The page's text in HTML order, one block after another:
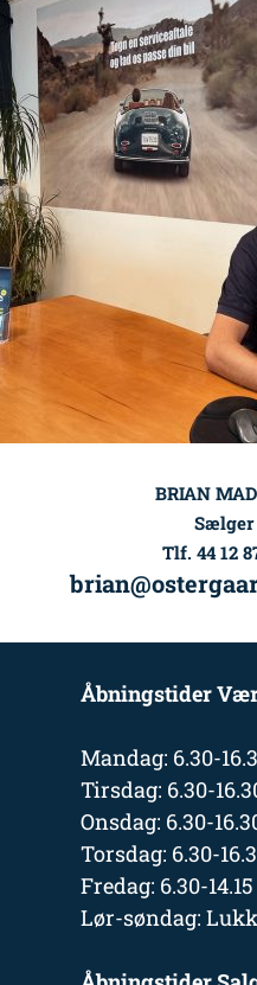
BRIAN
Sælger
Tlf. 44 12
Åbningstider
Mandag: 6.30-
Tirsdag: 6.30-
Onsdag: 6.30-
Torsdag: 6.30-
Fredag: 6.30-14.15
Lør-søndag: